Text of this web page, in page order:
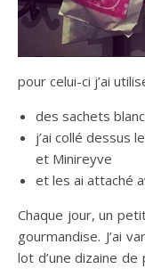
pour celui-ci j’ai
des sachets
j’ai collé dessus
et Minireyve
et les ai attaché
Chaque jour, un
gourmandise. J’ai
lot d’une dizaine